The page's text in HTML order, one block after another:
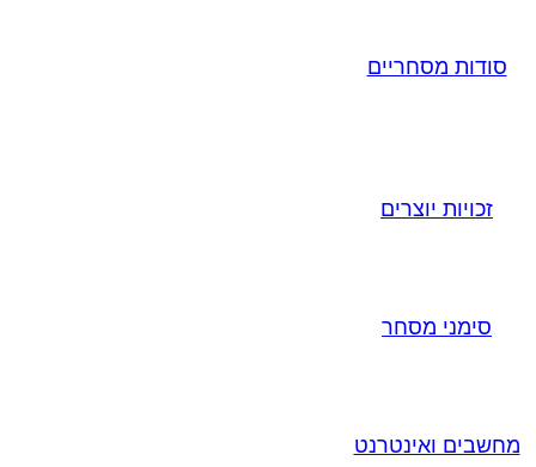
סודות מסחריים
זכויות יוצרים
סימני מסחר
מחשבים ואינטרנט